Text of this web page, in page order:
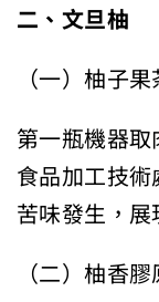
二、文旦柚
（一）柚子
第一瓶機器
食品加工技
苦味發生，
（二）柚香